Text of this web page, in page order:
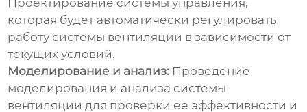
Проектирование системы управления,
которая будет автоматически регулировать
работу системы вентиляции в зависимости от
текущих условий.
Моделирование и анализ: Проведение
моделирования и анализа системы
вентиляции для проверки ее эффективности и